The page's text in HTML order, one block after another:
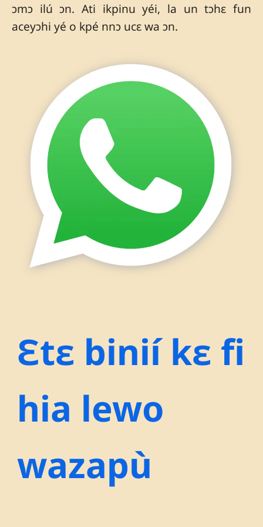
ɔmɔ ilú ɔn. Ati ikpinu yéi, la un tɔhɛ fun
aceyɔhi yé o kpé nnɔ ucɛ wa ɔn.
Ɛtɛ binií kɛ fi
hia lewo
wazapù